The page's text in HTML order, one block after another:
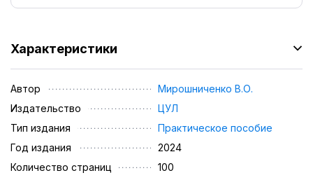
Характеристики
Автор
Мирошниченко В.О.
Издательство
ЦУЛ
Тип издания
Практическое пособие
Год издания
2024
Количество страниц
100